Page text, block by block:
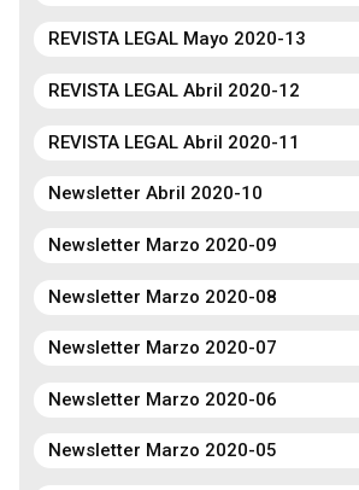
REVISTA LEGAL Mayo 2020-13
REVISTA LEGAL Abril 2020-12
REVISTA LEGAL Abril 2020-11
Newsletter Abril 2020-10
Newsletter Marzo 2020-09
Newsletter Marzo 2020-08
Newsletter Marzo 2020-07
Newsletter Marzo 2020-06
Newsletter Marzo 2020-05